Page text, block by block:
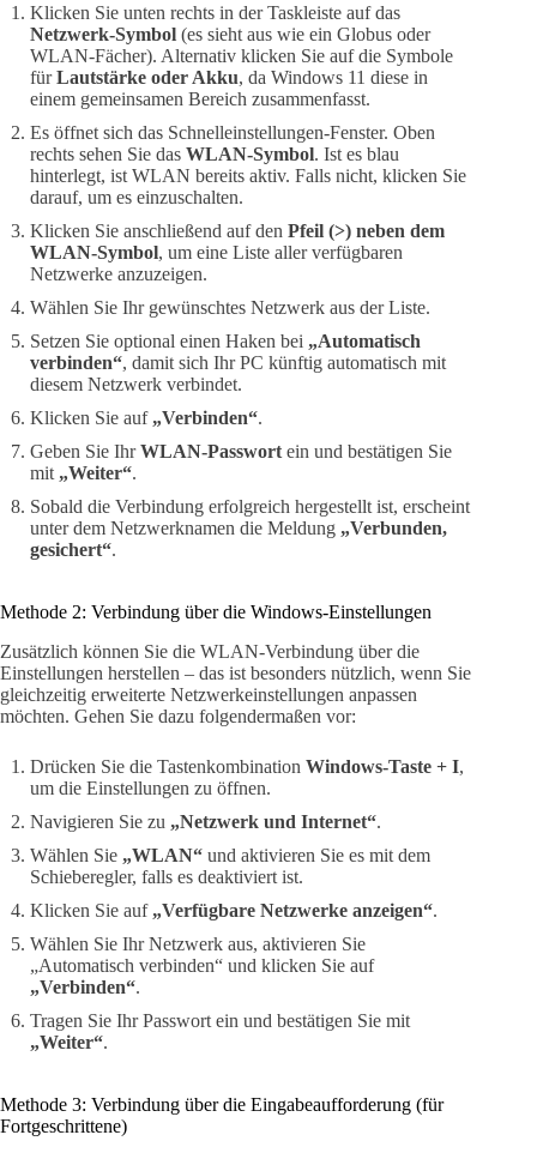
Klicken Sie unten rechts in der Taskleiste auf das
Netzwerk-Symbol (es sieht aus wie ein Globus oder
WLAN-Fächer). Alternativ klicken Sie auf die Symbole
fürLautstärke oder Akku, da Windows 11 diese in
einem gemeinsamen Bereich zusammenfasst.
Es öffnet sich das Schnelleinstellungen-Fenster. Oben
rechts sehen Sie das WLAN-Symbol. Ist es blau
hinterlegt, ist WLAN bereits aktiv. Falls nicht, klicken Sie
darauf, um es einzuschalten.
Klicken Sie anschließend auf den Pfeil (>) neben dem
WLAN-Symbol, um eine Liste aller verfügbaren
Netzwerke anzuzeigen.
Wählen Sie Ihr gewünschtes Netzwerk aus der Liste.
Setzen Sie optional einen Haken bei „Automatisch
verbinden“, damit sich Ihr PC künftig automatisch mit
diesem Netzwerk verbindet.
Klicken Sie auf „Verbinden“.
Geben Sie IhrWLAN-Passwort ein und bestätigen Sie
mit „Weiter“.
Sobald die Verbindung erfolgreich hergestellt ist, erscheint
unter dem Netzwerknamen die Meldung „Verbunden,
gesichert“.
Methode 2: Verbindung über die Windows-Einstellungen
Zusätzlich können Sie die WLAN-Verbindung über die
Einstellungen herstellen – das ist besonders nützlich, wenn Sie
gleichzeitig erweiterte Netzwerkeinstellungen anpassen
möchten. Gehen Sie dazu folgendermaßen vor:
Drücken Sie die Tastenkombination Windows-Taste + I,
um die Einstellungen zu öffnen.
Navigieren Sie zu „Netzwerk und Internet“.
Wählen Sie „WLAN“ und aktivieren Sie es mit dem
Schieberegler, falls es deaktiviert ist.
Klicken Sie auf „Verfügbare Netzwerke anzeigen“.
Wählen Sie Ihr Netzwerk aus, aktivieren Sie
„Automatisch verbinden“ und klicken Sie auf
„Verbinden“.
Tragen Sie Ihr Passwort ein und bestätigen Sie mit
„Weiter“.
Methode 3: Verbindung über die Eingabeaufforderung (für
Fortgeschrittene)